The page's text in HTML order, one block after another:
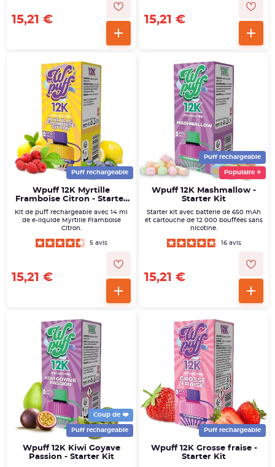
15,21 € 15,21 €
Puff rechargeable
Wpuff 12K Myrtille
Framboise Citron - Starter
Kit de puff rechargeable avec 14 ml
de e-liquide Myrtille Framboise
Citron.
5 avis
15,21 €
Puff rechargeable
Populaire ⭐
Wpuff 12K Mashmallow -
Starter Kit
Starter kit avec batterie de 650 mAh
et cartouche de 12 000 bouffées sans
nicotine.
16 avis
15,21 €
Coup de ❤️
Puff rechargeable
Wpuff 12K Kiwi Goyave
Passion - Starter Kit
Puff rechargeable
Wpuff 12K Grosse fraise -
Starter Kit